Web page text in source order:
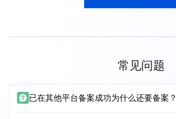
常见问题
已在其他平台备案成功为什么还要备案？